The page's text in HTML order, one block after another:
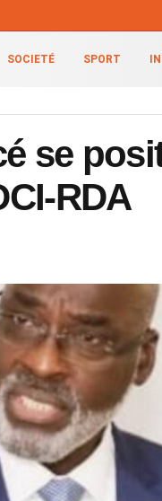
SOCIETÉ SPORT
se
RDA